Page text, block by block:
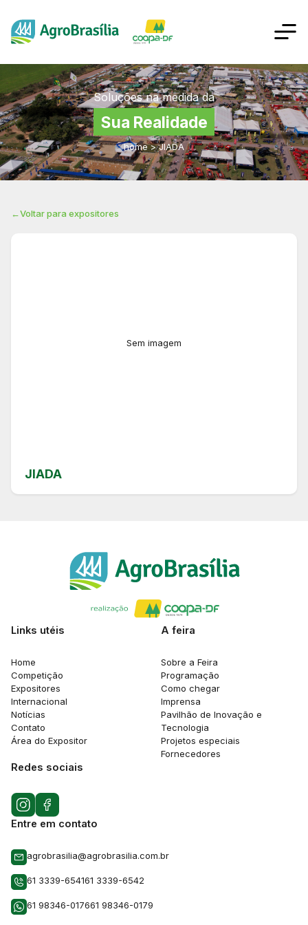
Soluções na medida da
Sua Realidade
home > JIADA
←Voltar para expositores
Sem imagem
JIADA
Links utéis
Home
Competição
Expositores
Internacional
Notícias
Contato
Área do Expositor
A feira
Sobre a Feira
Programação
Como chegar
Imprensa
Pavilhão de Inovação e
Tecnologia
Projetos especiais
Fornecedores
Redes sociais
Entre em contato
agrobrasilia@agrobrasilia.com.br
61 3339-654161 3339-6542
61 98346-017661 98346-0179